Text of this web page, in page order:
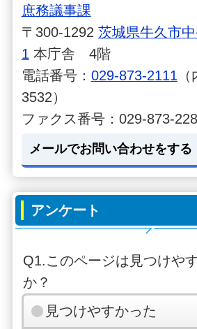
庶務議事課
〒300-1292 茨城県牛久市
1 本庁舎 4階
電話番号： 029-873-2111
3532）
ファクス番号：029-873-
メールでお問い合わせをする
アンケート
Q1.このページは見つけや
か？
見つけやすかった